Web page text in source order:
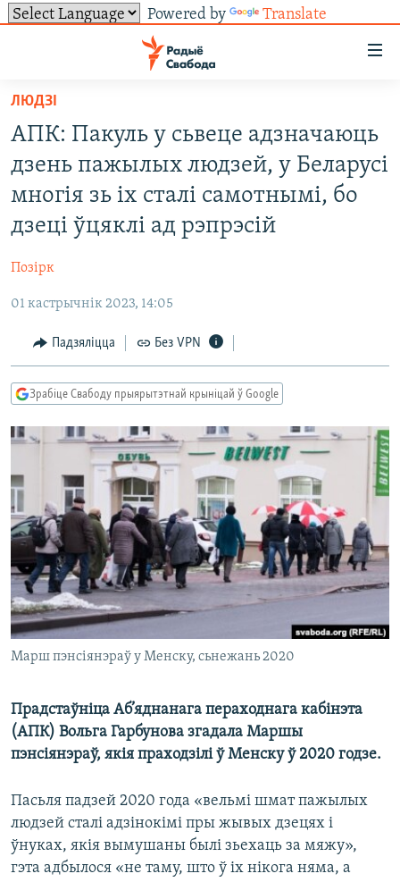
Powered by Translate
ўнівэрсальнага
доступу
Перайсьці
да
галоўнага
зьместу
Перайсьці
да
галоўнай
навігацыі
Перайсьці
пошуку
ВІДЭА І ФОТА
ЛЮДЗІ
ЭКАНОМІКА
ВАЙНА
БЕЛАРУСЫ НА ВАЙНЕ
КУЛЬТУРА
КАЛЯНДАР
ТОЛЬКІ НА СВАБОДЗЕ
ПАДКАСТЫ
КНІГІ
АЎДЫЁКНІГІ
МОВА
НА ХВАЛЯХ СВАБОДЫ
СУВЯЗЬ
АБЫСЬЦІ БЛЯКАВАНЬНЕ
ПАДПІСАЦЦА
ПАДКАСТЫ
FACEBOOK
TWITTER
САЧЫЦЕ ЗА АБНАЎЛЕНЬНЯМІ
Усе сайты РС/РСЭ
ЛЮДЗІ
АПК: Пакуль у сьвеце адзначаюць
дзень пажылых людзей, у Беларусі
многія зь іх сталі самотнымі, бо
дзеці ўцяклі ад рэпрэсій
Позірк
01 кастрычнік 2023, 14:05
Падзяліцца Без VPN
Зрабіце Свабоду прыярытэтнай крыніцай ў Google
Марш пэнсіянэраў у Менску, сьнежань 2020
Прадстаўніца Аб’яднанага пераходнага кабінэта
(АПК) Вольга Гарбунова згадала Маршы
пэнсіянэраў, якія праходзілі ў Менску ў 2020 годзе.
Пасьля падзей 2020 года «вельмі шмат пажылых
людзей сталі адзінокімі пры жывых дзецях і
ўнуках, якія вымушаны былі зьехаць за мяжу»,
гэта адбылося «не таму, што ў іх нікога няма, а